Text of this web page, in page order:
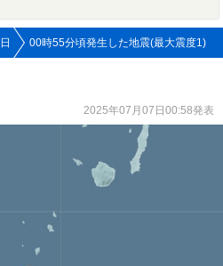
00時55分頃発生した地震(最大震度1)
2025年07月07日00:58発表